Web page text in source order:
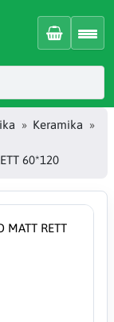
Keramika
60*120